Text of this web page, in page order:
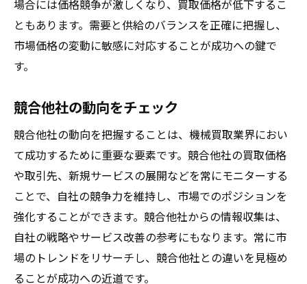
場合には価格競争が激しくなり、買取価格が低下するこ
ともあります。需要と供給のバランスを正確に把握し、
市場価格の変動に敏感に対応することが成功への鍵で
す。
競合他社の動向をチェック
競合他社の動向を把握することは、機械買取業界におい
て成功するために重要な要素です。競合他社の買取価格
や取引先、新規サービスの展開などを常にモニターする
ことで、自社の競争力を維持し、市場でのポジションを
強化することができます。競合他社からの情報収集は、
自社の戦略やサービス改善の参考にもなります。常に市
場のトレンドをリサーチし、競合他社との違いを見極め
ることが成功への近道です。